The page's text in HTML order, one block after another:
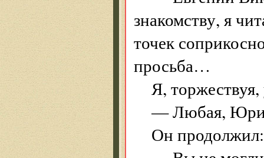
знакомству, я
точек
просьба…
Я,
— Любая,
Он продолжил: